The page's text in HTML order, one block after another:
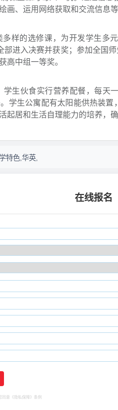
画、运用网络获取和交流信息等
样的选修课，为开发学生多
部进入决赛并获奖；参加全国
高中组一等奖。
生伙食实行营养配餐，每天
学生公寓配有太阳能供热装
起居和生活自理能力的培养，
特色,华英,
在线报名
同意 《隐私保障》 条例